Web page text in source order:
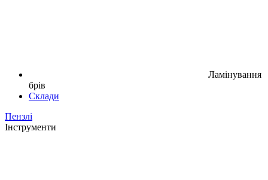
Ламінування
брів
Склади
Пензлі
Інструменти